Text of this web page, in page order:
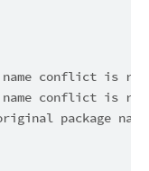
conflict is
conflict is
package name